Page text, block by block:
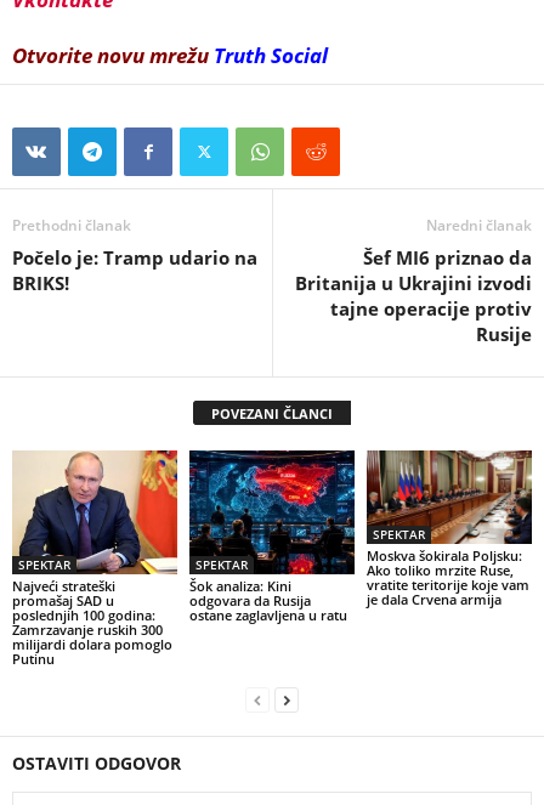
Otvorite novu mrežu Truth Social
Prethodni članak
Počelo je: Tramp udario na
BRIKS!
Naredni članak
Šef MI6 priznao da
Britanija u Ukrajini izvodi
tajne operacije protiv
Rusije
POVEZANI ČLANCI
SPEKTAR
Najveći strateški
promašaj SAD u
poslednjih 100 godina:
Zamrzavanje ruskih 300
milijardi dolara pomoglo
Putinu
SPEKTAR
Šok analiza: Kini
odgovara da Rusija
ostane zaglavljena u ratu
SPEKTAR
Moskva šokirala Poljsku:
Ako toliko mrzite Ruse,
vratite teritorije koje vam
je dala Crvena armija
OSTAVITI ODGOVOR